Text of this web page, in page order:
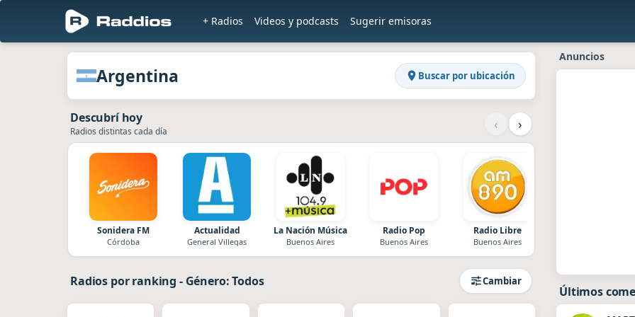
+ Radios Videos y podcasts Sugerir emisoras
Radios de Argentinaen Raddios
Argentina Buscar por ubicación
Descubrí hoy
Radios distintas cada día ‹ ›
Sonidera FM
Córdoba
Actualidad
General Villegas
La Nación Música
Buenos Aires
Radio Pop
Buenos Aires
Radio Libre
Buenos Aires
Radios por ranking - Género: Todos Cambiar
Anuncios
Últimos